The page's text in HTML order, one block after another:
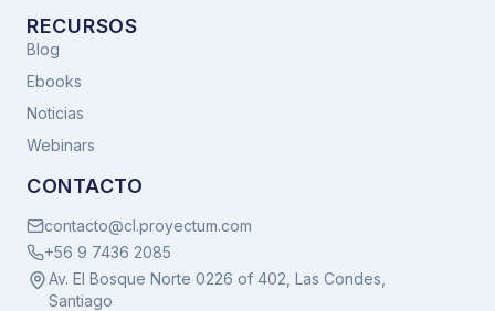
RECURSOS
Blog
Ebooks
Noticias
Webinars
CONTACTO
contacto@cl.proyectum.com
+56 9 7436 2085
Av. El Bosque Norte 0226 of 402, Las Condes,
Santiago